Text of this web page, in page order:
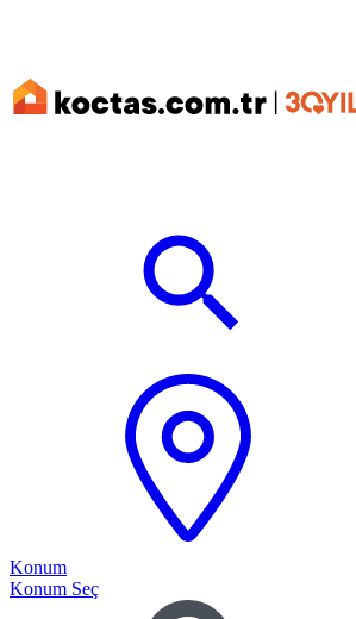
Konum
Konum Seç